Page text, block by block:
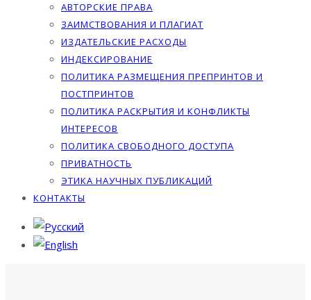
АВТОРСКИЕ ПРАВА
ЗАИМСТВОВАНИЯ И ПЛАГИАТ
ИЗДАТЕЛЬСКИЕ РАСХОДЫ
ИНДЕКСИРОВАНИЕ
ПОЛИТИКА РАЗМЕЩЕНИЯ ПРЕПРИНТОВ И
ПОСТПРИНТОВ
ПОЛИТИКА РАСКРЫТИЯ И КОНФЛИКТЫ
ИНТЕРЕСОВ
ПОЛИТИКА СВОБОДНОГО ДОСТУПА
ПРИВАТНОСТЬ
ЭТИКА НАУЧНЫХ ПУБЛИКАЦИЙ
КОНТАКТЫ